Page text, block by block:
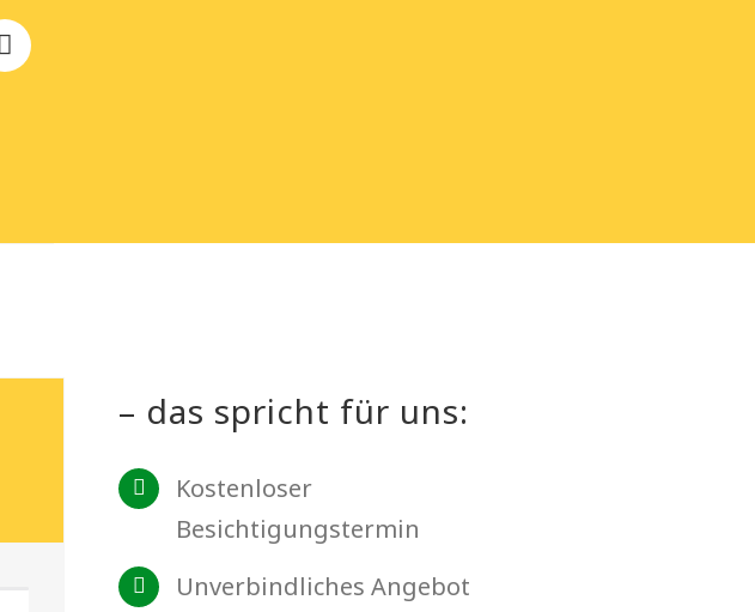
– das spricht für uns:
Kostenloser
Besichtigungstermin
Unverbindliches Angebot